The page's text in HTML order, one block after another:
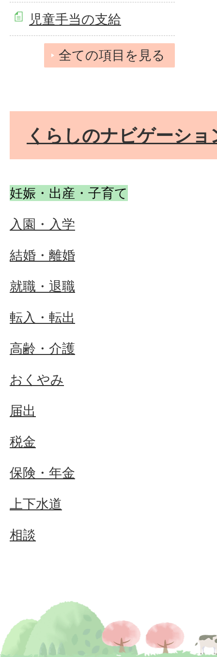
児童手当の支給
全ての項目を見る
くらしのナビゲーショ
妊娠・出産・子育て
入園・入学
結婚・離婚
就職・退職
転入・転出
高齢・介護
おくやみ
届出
税金
保険・年金
上下水道
相談